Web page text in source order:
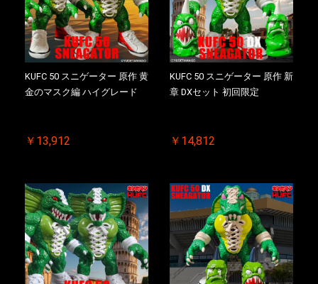
KUFC 50 スニゲーター 原作 黄
金のマスク編 ハイグレード
￥13,912
KUFC 50 スニゲーター 原作 新
章 DXセット 初回限定
￥14,812